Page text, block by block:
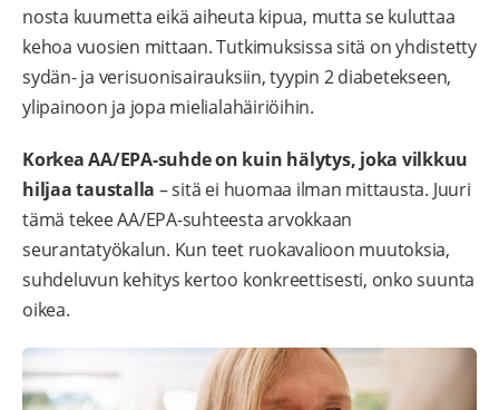
nosta kuumetta eikä aiheuta kipua, mutta se kuluttaa
kehoa vuosien mittaan. Tutkimuksissa sitä on yhdistetty
sydän- ja verisuonisairauksiin, tyypin 2 diabetekseen,
ylipainoon ja jopa mielialahäiriöihin.
Korkea AA/EPA-suhde on kuin hälytys, joka vilkkuu
hiljaa taustalla – sitä ei huomaa ilman mittausta. Juuri
tämä tekee AA/EPA-suhteesta arvokkaan
seurantatyökalun. Kun teet ruokavalioon muutoksia,
suhdeluvun kehitys kertoo konkreettisesti, onko suunta
oikea.